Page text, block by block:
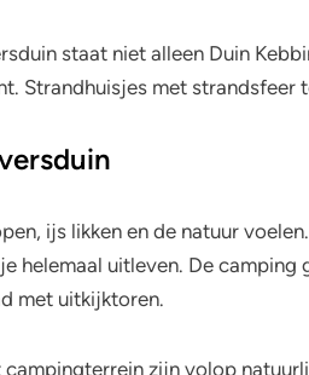
staat niet alleen Duin
Strandhuisjes met strandsfeer
ijs likken en de natuur
helemaal uitleven. De
met uitkijktoren.
zijn volop